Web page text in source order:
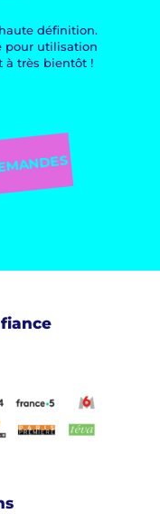
définition.
pour utilisation
à très bientôt !